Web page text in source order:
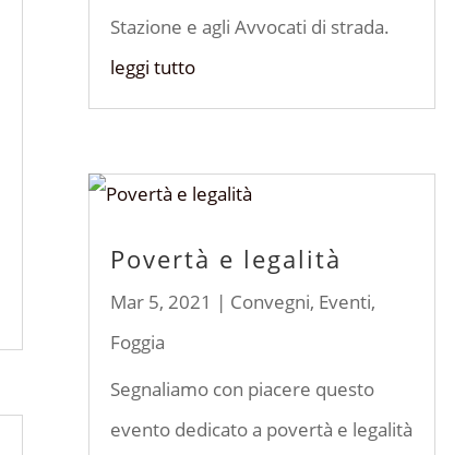
Stazione e agli Avvocati di strada.
leggi tutto
Povertà e legalità
Mar 5, 2021 | Convegni, Eventi,
Foggia
Segnaliamo con piacere questo
evento dedicato a povertà e legalità